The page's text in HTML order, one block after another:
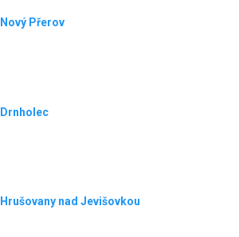
Nový Přerov
Drnholec
Hrušovany nad Jevišovkou